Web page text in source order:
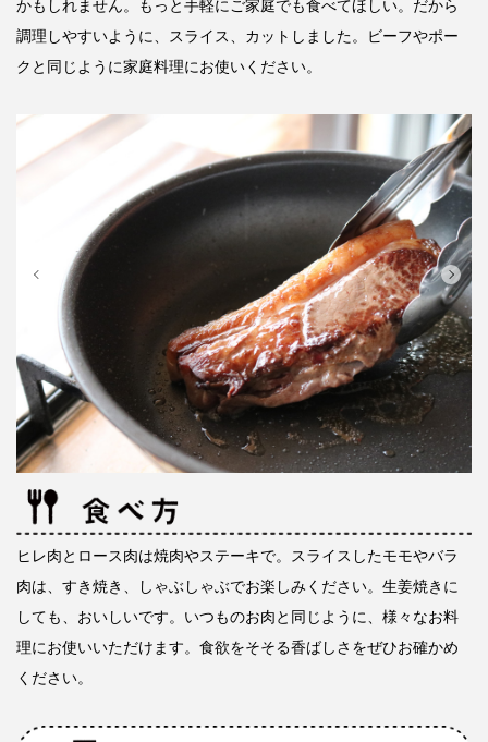
かもしれません。もっと手軽にご家庭でも食べてほしい。だから
調理しやすいように、スライス、カットしました。ビーフやポー
クと同じように家庭料理にお使いください。
ヒレ肉とロース肉は焼肉やステーキで。スライスしたモモやバラ
肉は、すき焼き、しゃぶしゃぶでお楽しみください。生姜焼きに
しても、おいしいです。いつものお肉と同じように、様々なお料
理にお使いいただけます。食欲をそそる香ばしさをぜひお確かめ
ください。